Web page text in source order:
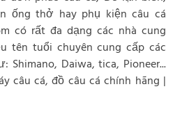
ống thở hay phụ kiện câu cá
có rất đa dạng các nhà cung
tên tuổi chuyên cung cấp các
Shimano, Daiwa, tica, Pioneer...
câu cá, đồ câu cá chính hãng |